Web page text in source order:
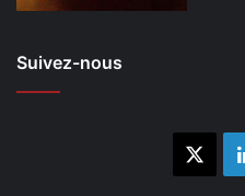
Suivez-nous